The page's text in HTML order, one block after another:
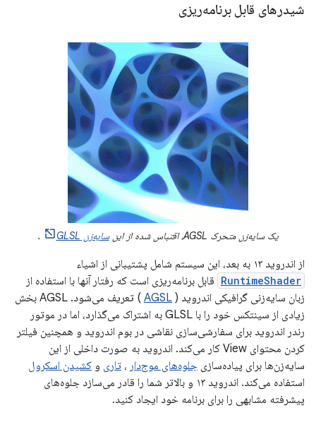
شیدرهای قابل برنامه‌ریزی
یک سایه‌زن متحرک AGSL، اقتباس شده از این سایه‌زن GLSL .
از اندروید ۱۳ به بعد، این سیستم شامل پشتیبانی از اشیاء
RuntimeShader قابل برنامه‌ریزی است که رفتار آنها با استفاده از
زبان سایه‌زنی گرافیکی اندروید ( AGSL
) تعریف می‌شود. AGSL بخش
زیادی از سینتکس خود را با GLSL به اشتراک می‌گذارد، اما در موتور
رندر اندروید برای سفارشی‌سازی نقاشی در بوم اندروید و همچنین فیلتر
کردن محتوای View کار می‌کند. اندروید به صورت داخلی از این
سایه‌زن‌ها برای پیاده‌سازی جلوه‌های موج‌دار ، تاری و کشیدن اسکرول
استفاده می‌کند. اندروید ۱۳ و بالاتر شما را قادر می‌سازد جلوه‌های
پیشرفته مشابهی را برای برنامه خود ایجاد کنید.